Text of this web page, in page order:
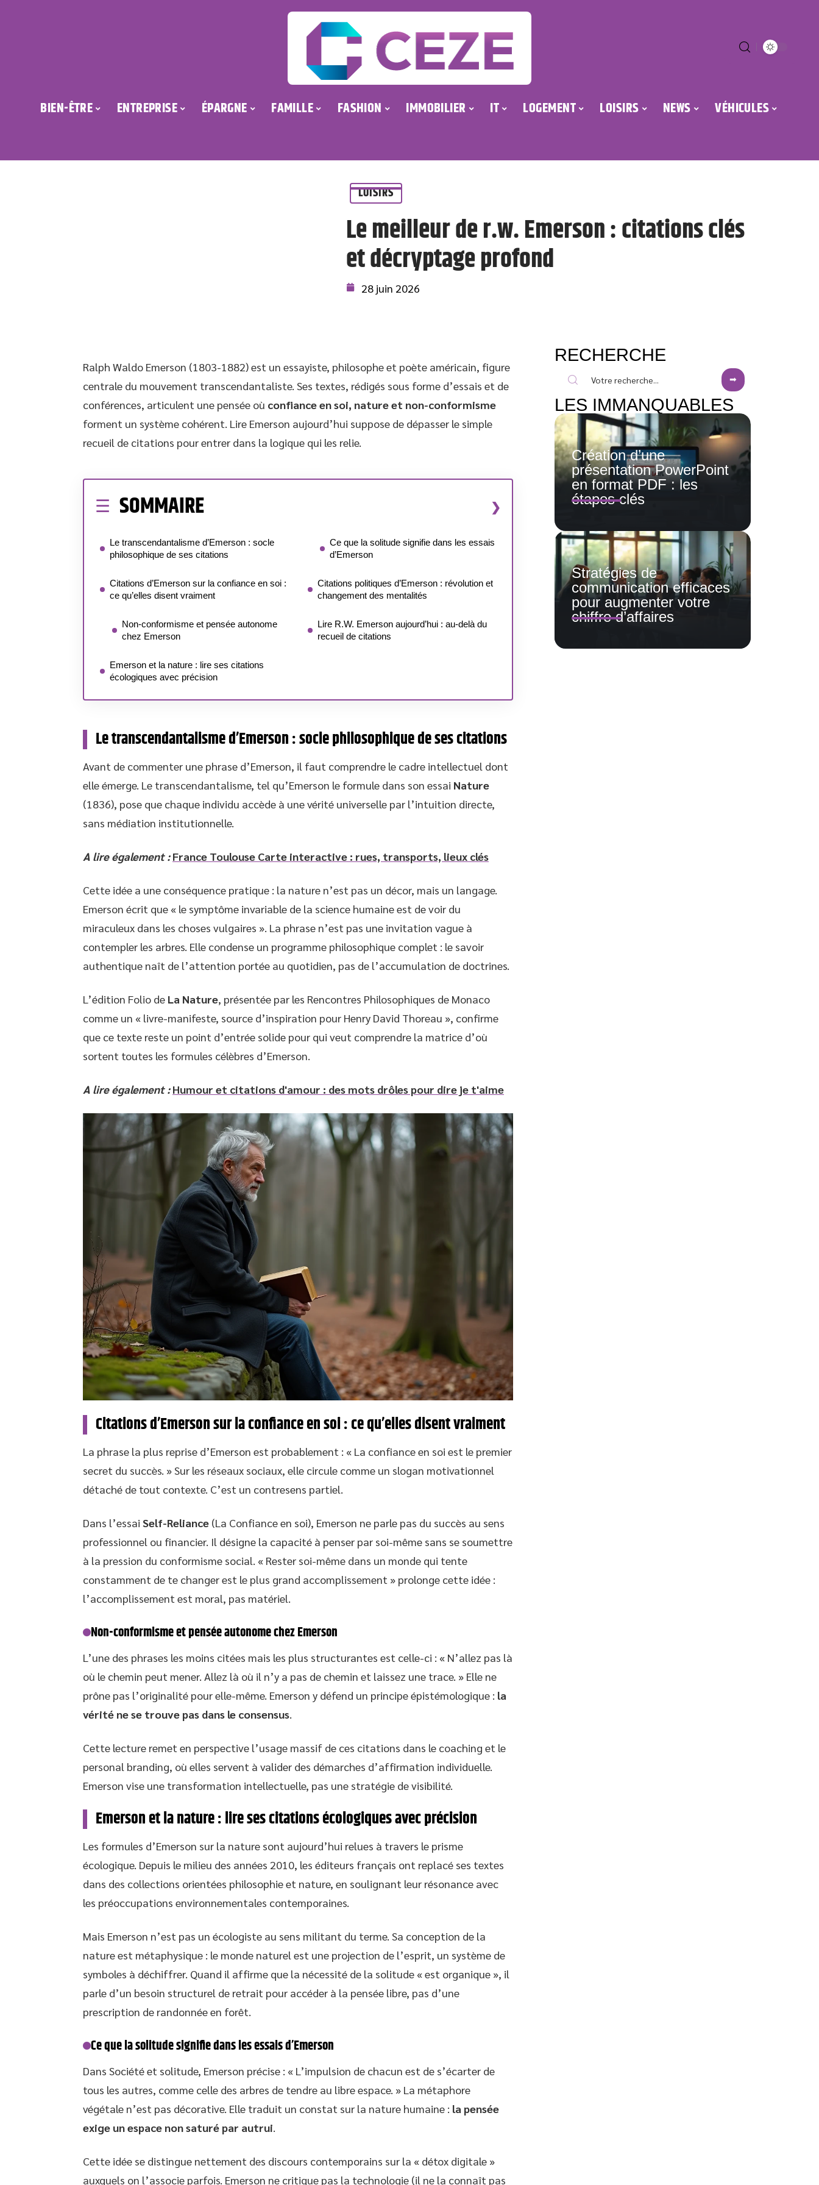
BIEN-ÊTRE ENTREPRISE ÉPARGNE FAMILLE FASHION IMMOBILIER IT LOGEMENT LOISIRS NEWS VÉHICULES
LOISIRS
Le meilleur de r.w. Emerson : citations clés
et décryptage profond
28 juin 2026
Ralph Waldo Emerson (1803-1882) est un essayiste, philosophe et poète américain, figure
centrale du mouvement transcendantaliste. Ses textes, rédigés sous forme d’essais et de
conférences, articulent une pensée où confiance en soi, nature et non-conformisme
forment un système cohérent. Lire Emerson aujourd’hui suppose de dépasser le simple
recueil de citations pour entrer dans la logique qui les relie.
SOMMAIRE
Le transcendantalisme d’Emerson : socle
philosophique de ses citations
Citations d’Emerson sur la confiance en soi :
ce qu’elles disent vraiment
Non-conformisme et pensée autonome
chez Emerson
Emerson et la nature : lire ses citations
écologiques avec précision
Ce que la solitude signifie dans les essais
d’Emerson
Citations politiques d’Emerson : révolution et
changement des mentalités
Lire R.W. Emerson aujourd’hui : au-delà du
recueil de citations
Le transcendantalisme d’Emerson : socle philosophique de ses citations
Avant de commenter une phrase d’Emerson, il faut comprendre le cadre intellectuel dont
elle émerge. Le transcendantalisme, tel qu’Emerson le formule dans son essai Nature
(1836), pose que chaque individu accède à une vérité universelle par l’intuition directe,
sans médiation institutionnelle.
A lire également : France Toulouse Carte interactive : rues, transports, lieux clés
Cette idée a une conséquence pratique : la nature n’est pas un décor, mais un langage.
Emerson écrit que « le symptôme invariable de la science humaine est de voir du
miraculeux dans les choses vulgaires ». La phrase n’est pas une invitation vague à
contempler les arbres. Elle condense un programme philosophique complet : le savoir
authentique naît de l’attention portée au quotidien, pas de l’accumulation de doctrines.
L’édition Folio de La Nature, présentée par les Rencontres Philosophiques de Monaco
comme un « livre-manifeste, source d’inspiration pour Henry David Thoreau », confirme
que ce texte reste un point d’entrée solide pour qui veut comprendre la matrice d’où
sortent toutes les formules célèbres d’Emerson.
A lire également : Humour et citations d'amour : des mots drôles pour dire je t'aime
Citations d’Emerson sur la confiance en soi : ce qu’elles disent vraiment
La phrase la plus reprise d’Emerson est probablement : « La confiance en soi est le premier
secret du succès. » Sur les réseaux sociaux, elle circule comme un slogan motivationnel
détaché de tout contexte. C’est un contresens partiel.
Dans l’essai Self-Reliance (La Confiance en soi), Emerson ne parle pas du succès au sens
professionnel ou financier. Il désigne la capacité à penser par soi-même sans se soumettre
à la pression du conformisme social. « Rester soi-même dans un monde qui tente
constamment de te changer est le plus grand accomplissement » prolonge cette idée :
l’accomplissement est moral, pas matériel.
Non-conformisme et pensée autonome chez Emerson
L’une des phrases les moins citées mais les plus structurantes est celle-ci : « N’allez pas là
où le chemin peut mener. Allez là où il n’y a pas de chemin et laissez une trace. » Elle ne
prône pas l’originalité pour elle-même. Emerson y défend un principe épistémologique : la
vérité ne se trouve pas dans le consensus.
Cette lecture remet en perspective l’usage massif de ces citations dans le coaching et le
personal branding, où elles servent à valider des démarches d’affirmation individuelle.
Emerson vise une transformation intellectuelle, pas une stratégie de visibilité.
Emerson et la nature : lire ses citations écologiques avec précision
Les formules d’Emerson sur la nature sont aujourd’hui relues à travers le prisme
écologique. Depuis le milieu des années 2010, les éditeurs français ont replacé ses textes
dans des collections orientées philosophie et nature, en soulignant leur résonance avec
les préoccupations environnementales contemporaines.
Mais Emerson n’est pas un écologiste au sens militant du terme. Sa conception de la
nature est métaphysique : le monde naturel est une projection de l’esprit, un système de
symboles à déchiffrer. Quand il affirme que la nécessité de la solitude « est organique », il
parle d’un besoin structurel de retrait pour accéder à la pensée libre, pas d’une
prescription de randonnée en forêt.
Ce que la solitude signifie dans les essais d’Emerson
Dans Société et solitude, Emerson précise : « L’impulsion de chacun est de s’écarter de
tous les autres, comme celle des arbres de tendre au libre espace. » La métaphore
végétale n’est pas décorative. Elle traduit un constat sur la nature humaine : la pensée
exige un espace non saturé par autrui.
Cette idée se distingue nettement des discours contemporains sur la « détox digitale »
auxquels on l’associe parfois. Emerson ne critique pas la technologie (il ne la connaît pas
RECHERCHE
LES IMMANQUABLES
Création d’une
présentation PowerPoint
en format PDF : les
étapes clés
Stratégies de
communication efficaces
pour augmenter votre
chiffre d’affaires